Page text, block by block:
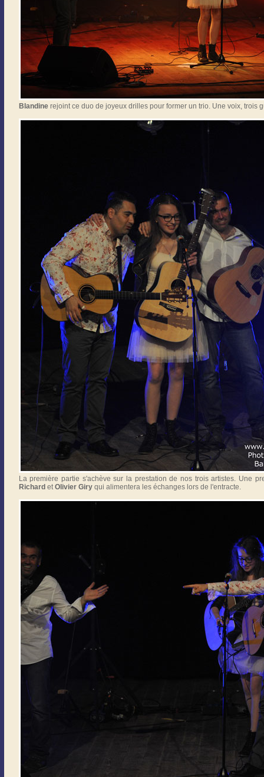
Blandinerejoint ce duo de joyeux drilles pour former un trio. Une voix, trois
La première partie s'achève sur la prestation de nos trois artistes. Une
Richard etOlivier Giryqui alimentera les échanges lors de l'entracte.